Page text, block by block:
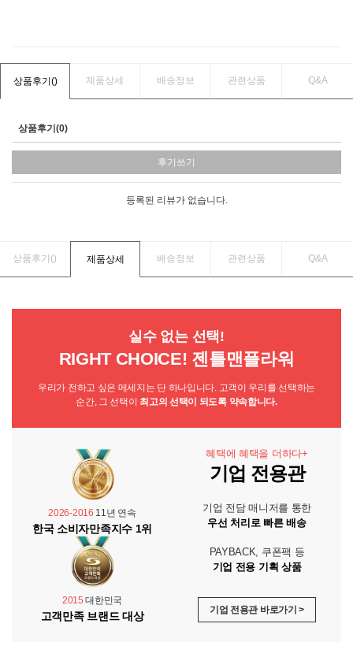
상품후기() 제품상세 배송정보 관련상품 Q&A
상품후기(0)
후기쓰기
등록된 리뷰가 없습니다.
상품후기() 제품상세 배송정보 관련상품 Q&A
실수 없는 선택!
RIGHT CHOICE! 젠틀맨플라워
우리가 전하고 싶은 메세지는 단 하나입니다. 고객이 우리를 선택하는
순간, 그 선택이 최고의 선택이 되도록 약속합니다.
2026-2016 11년 연속
한국 소비자만족지수 1위
2015 대한민국
고객만족 브랜드 대상
혜택에 혜택을 더하다+
기업 전용관
기업 전담 매니저를 통한
우선 처리로 빠른 배송
PAYBACK, 쿠폰팩 등
기업 전용 기획 상품
기업 전용관 바로가기 >